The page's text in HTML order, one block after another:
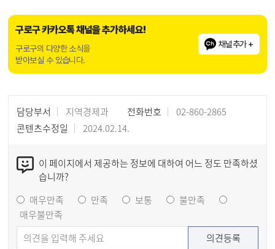
구로구 카카오톡 채널을 추가하세요!
구로구의 다양한 소식을
받아보실 수 있습니다.
채널추가 +
담당부서 지역경제과 전화번호
02-860-2865
콘텐츠수정일
2024.02.14.
이 페이지에서 제공하는 정보에 대하여 어느 정도 만족하셨
습니까?
매우만족
만족 보통
불만족
매우불만족